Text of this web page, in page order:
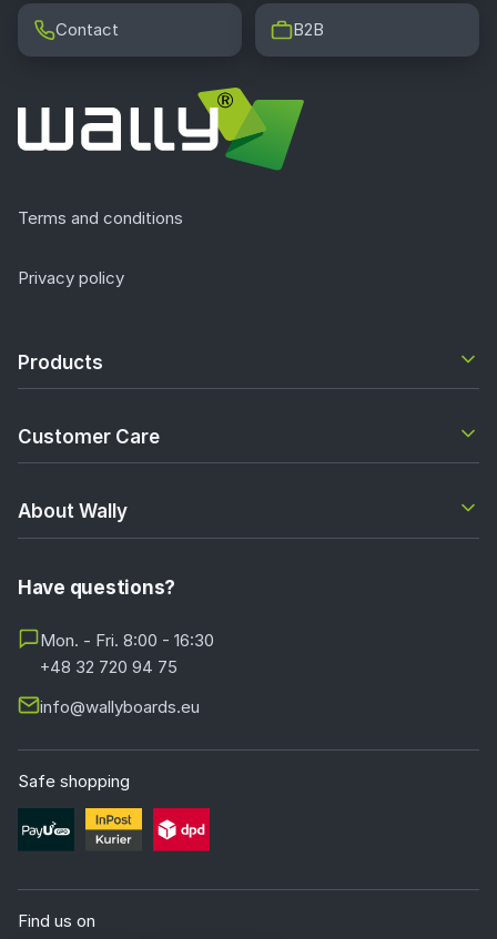
Contact B2B
Terms and conditions
Privacy policy
Products
Customer Care
About Wally
Have questions?
Mon. - Fri. 8:00 - 16:30
+48 32 720 94 75
info@wallyboards.eu
Safe shopping
Find us on